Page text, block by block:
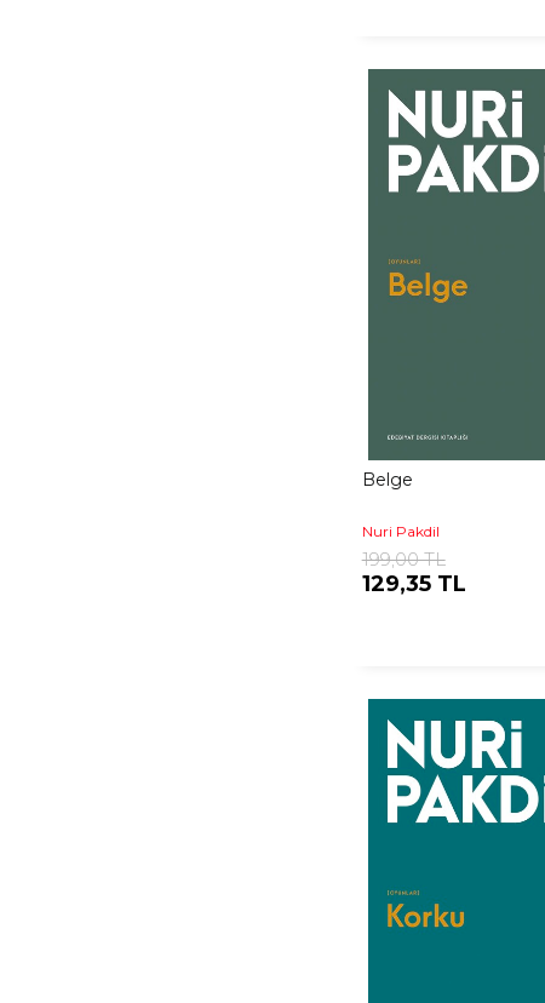
Belge
Nuri Pakdil
199,00 TL
129,35 TL